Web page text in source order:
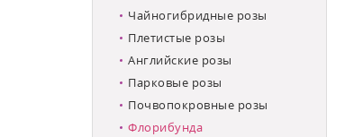
Чайногибридные розы
Плетистые розы
Английские розы
Парковые розы
Почвопокровные розы
Флорибунда